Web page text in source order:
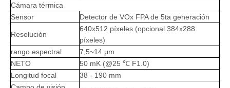
Cámara térmica
Sensor
Detector de VOx FPA de 5ta generación
Resolución
640x512 píxeles (opcional 384x288
píxeles)
rango espectral
7,5~14 μm
NETO
50 mK (@25 ℃ F1.0)
Longitud focal
38 - 190 mm